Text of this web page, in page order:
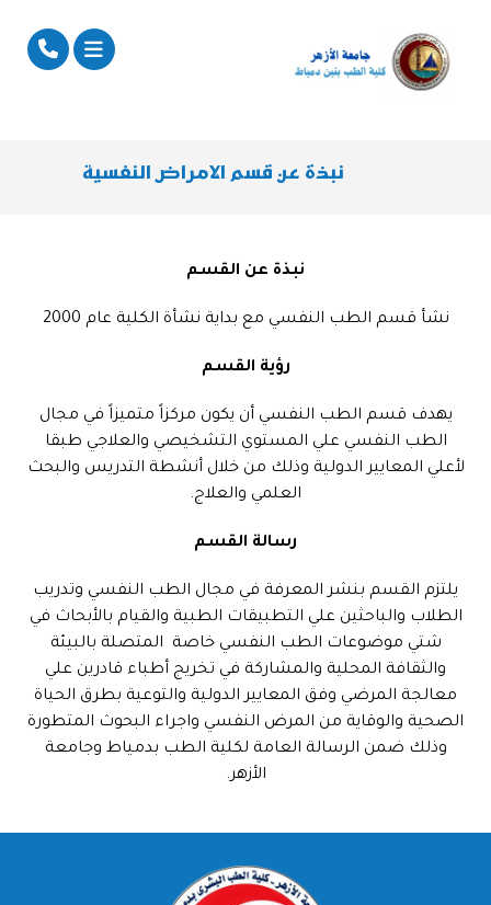
نبذة عن قسم الامراض النفسية
نبذة عن القسم
نشأ قسم الطب النفسي مع بداية نشأة الكلية عام 2000
رؤية القسم
يهدف قسم الطب النفسي أن يكون مركزاً متميزاً في مجال
الطب النفسي علي المستوي التشخيصي والعلاجي طبقا
لأعلي المعايير الدولية وذلك من خلال أنشطة التدريس والبحث
العلمي والعلاج.
رسالة القسم
يلتزم القسم بنشر المعرفة في مجال الطب النفسي وتدريب
الطلاب والباحثين علي التطبيقات الطبية والقيام بالأبحاث في
شتي موضوعات الطب النفسي خاصة المتصلة بالبيئة
والثقافة المحلية والمشاركة في تخريج أطباء قادرين علي
معالجة المرضي وفق المعايير الدولية والتوعية بطرق الحياة
الصحية والوقاية من المرض النفسي واجراء البحوث المتطورة
وذلك ضمن الرسالة العامة لكلية الطب بدمياط وجامعة
الأزهر.